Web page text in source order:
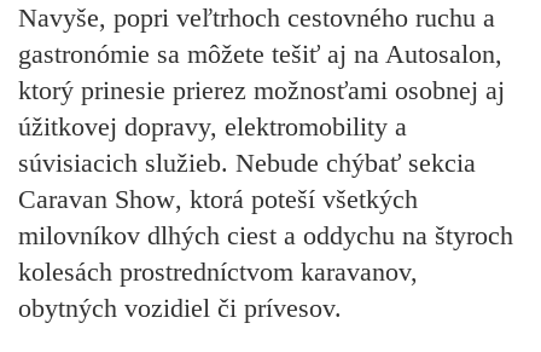
Navyše, popri veľtrhoch cestovného ruchu a
gastronómie sa môžete tešiť aj na Autosalon,
ktorý prinesie prierez možnosťami osobnej aj
úžitkovej dopravy, elektromobility a
súvisiacich služieb. Nebude chýbať sekcia
Caravan Show, ktorá poteší všetkých
milovníkov dlhých ciest a oddychu na štyroch
kolesách prostredníctvom karavanov,
obytných vozidiel či prívesov.